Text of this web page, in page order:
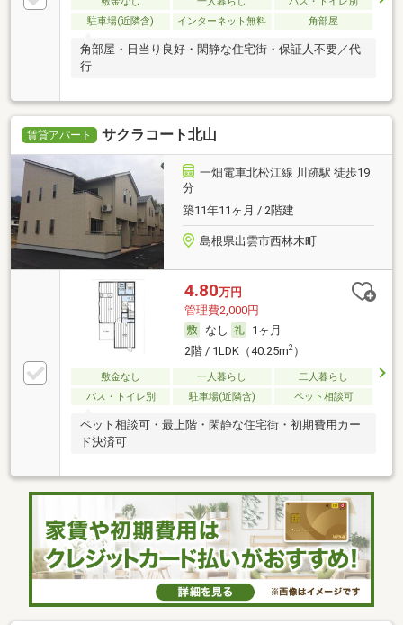
駐車場(近隣含)
インターネット無料 角部屋
角部屋・日当り良好・閑静な住宅街・保証人不要／代
行
賃貸アパート サクラコート北山
一畑電車北松江線 川跡駅 徒歩19
分
築11年11ヶ月 / 2階建
島根県出雲市西林木町
4.80万円
管理費2,000円
なし
1ヶ月
2階 / 1LDK（40.25m2）
敷金なし 一人暮らし
二人暮らし
バス・トイレ別
駐車場(近隣含) ペット相談可
ペット相談可・最上階・閑静な住宅街・初期費用カー
ド決済可